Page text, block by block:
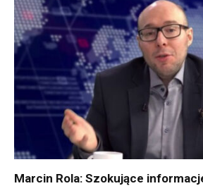
Marcin Rola: Szokujące